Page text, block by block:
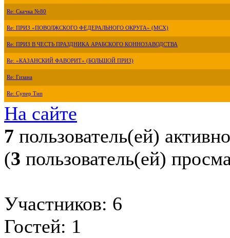
Re: Скачка №80
Re: ПРИЗ «ПОВОЛЖСКОГО ФЕДЕРАЛЬНОГО ОКРУГА» (МСХ)
Re: ПРИЗ В ЧЕСТЬ ПРАЗДНИКА АРАБСКОГО КОННОЗАВОДСТВА
Re: «КАЗАНСКИЙ ФАВОРИТ» (БОЛЬШОЙ ПРИЗ)
Re: Гизана
Re: Супер Тип
На сайте
7 пользователь(ей) активно
(3 пользователь(ей)
Участников: 6
Гостей: 1